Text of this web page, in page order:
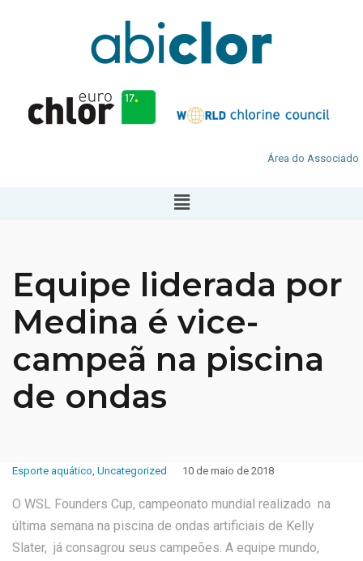
Área do Associado
Equipe liderada por
Medina é vice-
campeã na piscina
de ondas
Esporte aquático, Uncategorized 10 de maio de 2018
O WSL Founders Cup, campeonato mundial realizado na
última semana na piscina de ondas artificiais de Kelly
Slater, já consagrou seus campeões. A equipe mundo,